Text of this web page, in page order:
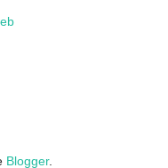
Blogger.